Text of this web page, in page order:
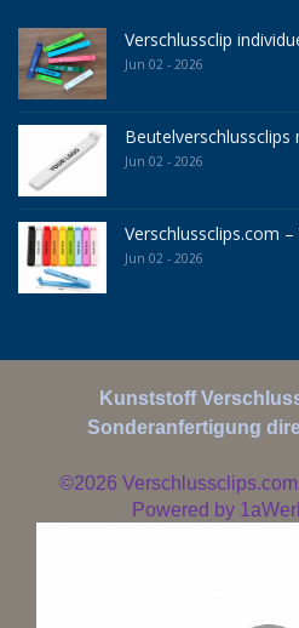
Verschlussclip
Jun 02 - 2026
Jun 02 - 2026
Verschlussclips.com
Jun 02 - 2026
Kunststoff
Sonderanfertigung
©2026
Powered by